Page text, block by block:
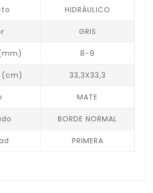
HIDRÁULICO
GRIS
8-9
(cm) 33,3X33,3
MATE
BORDE NORMAL
PRIMERA